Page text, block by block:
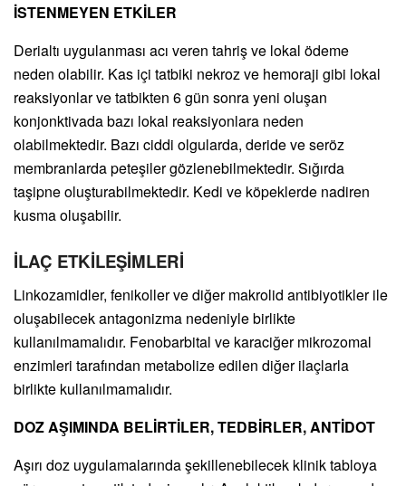
İSTENMEYEN ETKİLER
Derialtı uygulanması acı veren tahriş ve lokal ödeme
neden olabilir. Kas içi tatbiki nekroz ve hemoraji gibi lokal
reaksiyonlar ve tatbikten 6 gün sonra yeni oluşan
konjonktivada bazı lokal reaksiyonlara neden
olabilmektedir. Bazı ciddi olgularda, deride ve seröz
membranlarda peteşiler gözlenebilmektedir. Sığırda
taşipne oluşturabilmektedir. Kedi ve köpeklerde nadiren
kusma oluşabilir.
İLAÇ ETKİLEŞİMLERİ
Linkozamidler, fenikoller ve diğer makrolid antibiyotikler ile
oluşabilecek antagonizma nedeniyle birlikte
kullanılmamalıdır. Fenobarbital ve karaciğer mikrozomal
enzimleri tarafından metabolize edilen diğer ilaçlarla
birlikte kullanılmamalıdır.
DOZ AŞIMINDA BELİRTİLER, TEDBİRLER, ANTİDOT
Aşırı doz uygulamalarında şekillenebilecek klinik tabloya